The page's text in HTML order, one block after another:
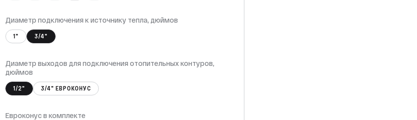
Диаметр подключения к источнику тепла, дюймов
1" 3/4"
Диаметр выходов для подключения отопительных контуров,
дюймов
1/2" 3/4" ЕВРОКОНУС
Евроконус в комплекте